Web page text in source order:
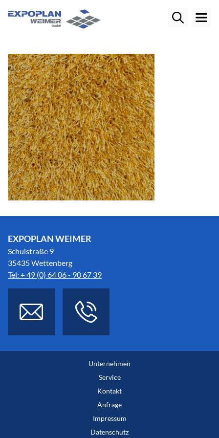
EXPOPLAN WEIMER
Schulstraße 9
35435 Wettenberg
Tel: + 49 (0) 64 06 - 90 67 39
Unternehmen
Service
Kontakt
Anfrage
Impressum
Datenschutz